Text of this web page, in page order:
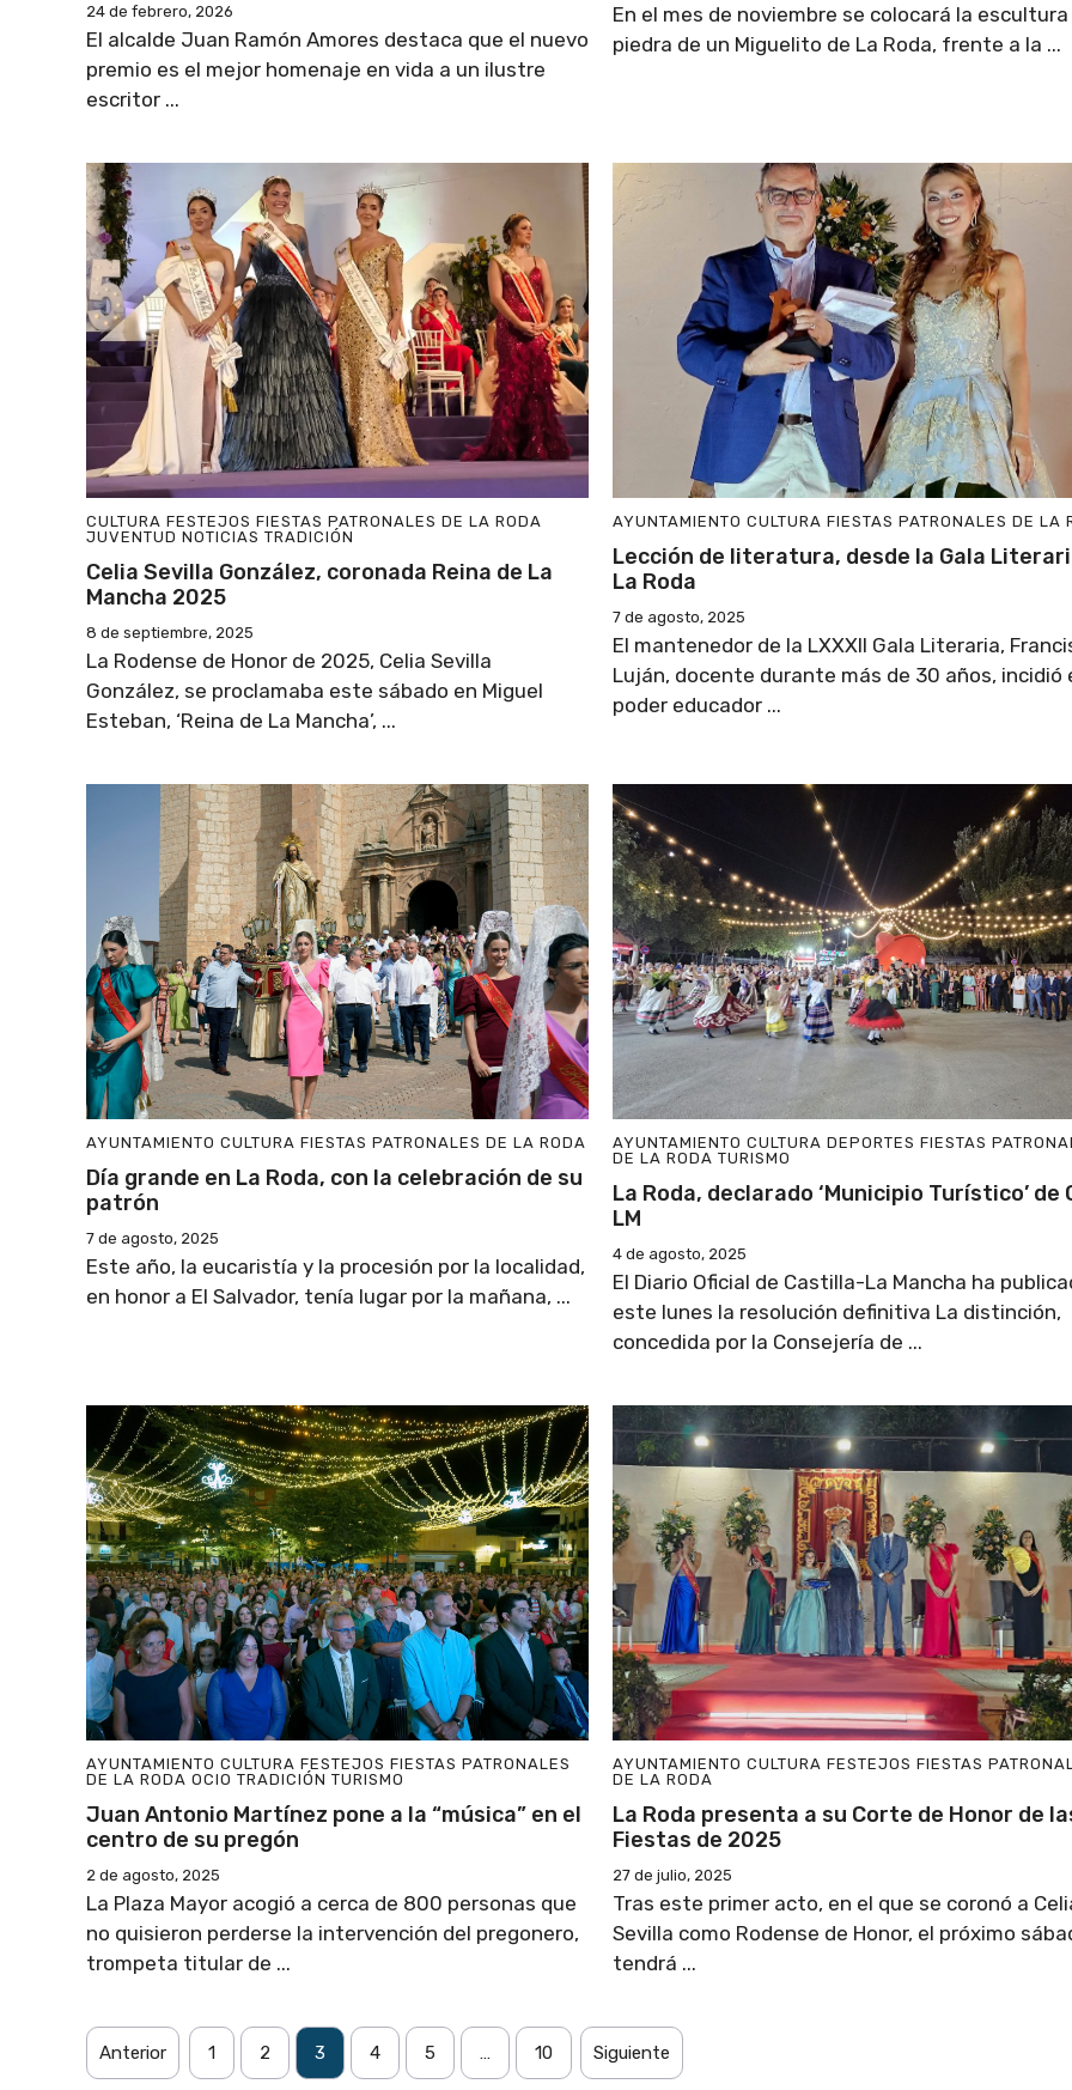
24 de febrero, 2026
El alcalde Juan Ramón Amores destaca que el nuevo
premio es el mejor homenaje en vida a un ilustre
escritor ...
En el mes de noviembre se colocará la
piedra de un Miguelito de La Roda, frente a la ...
CULTURA FESTEJOS FIESTAS PATRONALES DE LA RODA
JUVENTUD NOTICIAS TRADICIÓN
Celia Sevilla González, coronada Reina de La
Mancha 2025
8 de septiembre, 2025
La Rodense de Honor de 2025, Celia Sevilla
González, se proclamaba este sábado en Miguel
Esteban, ‘Reina de La Mancha’, ...
AYUNTAMIENTO CULTURA FIESTAS PATRONALES DE LA
Lección de literatura, desde la Gala
La Roda
7 de agosto, 2025
El mantenedor de la LXXXII Gala Literaria,
Luján, docente durante más de 30 años, incidió
poder educador ...
AYUNTAMIENTO CULTURA FIESTAS PATRONALES DE LA RODA
Día grande en La Roda, con la celebración de su
patrón
7 de agosto, 2025
Este año, la eucaristía y la procesión por la localidad,
en honor a El Salvador, tenía lugar por la mañana, ...
AYUNTAMIENTO CULTURA DEPORTES FIESTAS
DE LA RODA TURISMO
La Roda, declarado ‘Municipio Turístico’ de
LM
4 de agosto, 2025
El Diario Oficial de Castilla-La Mancha ha
este lunes la resolución definitiva La distinción,
concedida por la Consejería de ...
AYUNTAMIENTO CULTURA FESTEJOS FIESTAS PATRONALES
DE LA RODA OCIO TRADICIÓN TURISMO
Juan Antonio Martínez pone a la “música” en el
centro de su pregón
2 de agosto, 2025
La Plaza Mayor acogió a cerca de 800 personas que
no quisieron perderse la intervención del pregonero,
trompeta titular de ...
AYUNTAMIENTO CULTURA FESTEJOS FIESTAS
DE LA RODA
La Roda presenta a su Corte de Honor de
Fiestas de 2025
27 de julio, 2025
Tras este primer acto, en el que se coronó a
Sevilla como Rodense de Honor, el próximo
tendrá ...
Anterior 1 2 3 4 5 … 10 Siguiente